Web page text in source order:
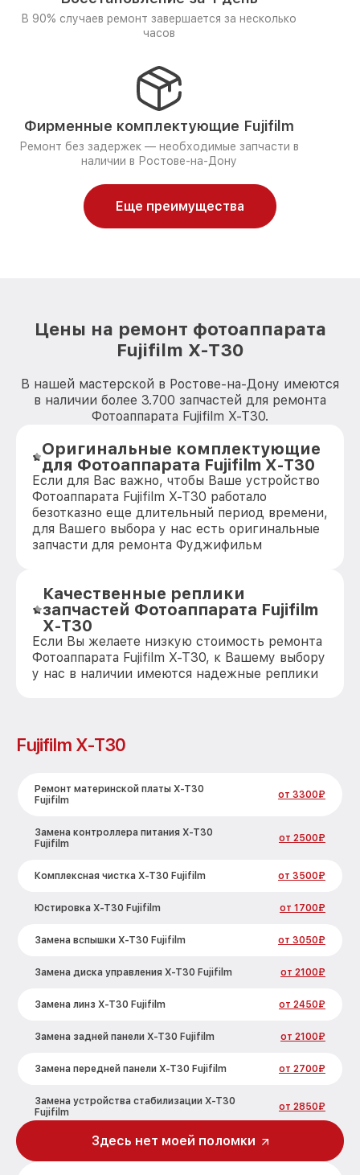
В 90% случаев ремонт завершается за несколько
часов
Фирменные комплектующие Fujifilm
Ремонт без задержек — необходимые запчасти в
наличии в Ростове-на-Дону
Еще преимущества
Цены на ремонт фотоаппарата
Fujifilm X-T30
В нашей мастерской в Ростове-на-Дону имеются
в наличии более 3.700 запчастей для ремонта
Фотоаппарата Fujifilm X-T30.
Оригинальные комплектующие
для Фотоаппарата Fujifilm X-T30
Если для Вас важно, чтобы Ваше устройство
Фотоаппарата Fujifilm X-T30 работало
безотказно еще длительный период времени,
для Вашего выбора у нас есть оригинальные
запчасти для ремонта Фуджифильм
Качественные реплики
запчастей Фотоаппарата Fujifilm
X-T30
Если Вы желаете низкую стоимость ремонта
Фотоаппарата Fujifilm X-T30, к Вашему выбору
у нас в наличии имеются надежные реплики
Fujifilm X-T30
Ремонт материнской платы X-T30
Fujifilm
от 3300₽
Замена контроллера питания X-T30
Fujifilm
от 2500₽
Комплексная чистка X-T30 Fujifilm от 3500₽
Юстировка X-T30 Fujifilm от 1700₽
Замена вспышки X-T30 Fujifilm от 3050₽
Замена диска управления X-T30 Fujifilm от 2100₽
Замена линз X-T30 Fujifilm от 2450₽
Замена задней панели X-T30 Fujifilm от 2100₽
Замена передней панели X-T30 Fujifilm от 2700₽
Замена устройства стабилизации X-T30
Fujifilm
от 2850₽
Замена фокусировочного экрана X-T30
Здесь нет моей поломки